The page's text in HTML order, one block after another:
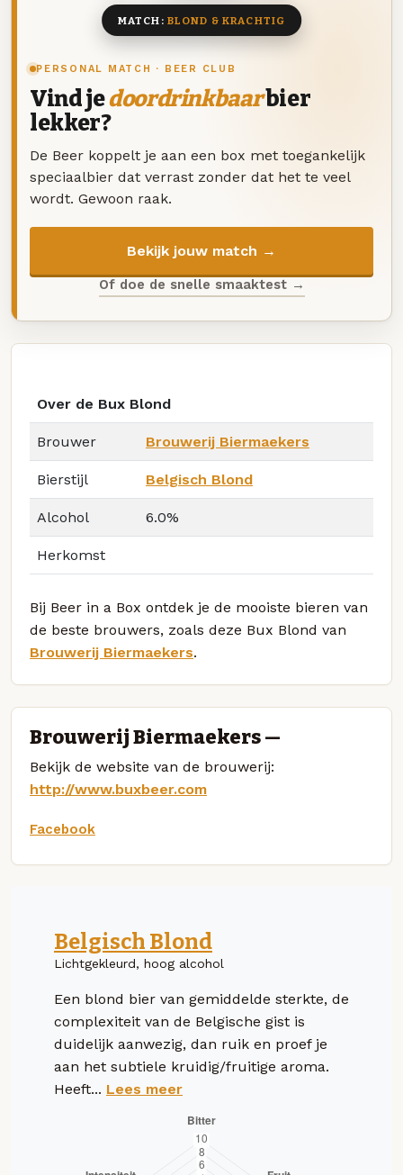
PERSONAL MATCH · BEER CLUB
Vind jedoordrinkbaarbier
lekker?
De Beer koppelt je aan een box met toegankelijk
speciaalbier dat verrast zonder dat het te veel
wordt. Gewoon raak.
Bekijk jouw match →
Of doe de snelle smaaktest →
MATCH: BLOND & KRACHTIG
Over de Bux Blond
Brouwer Brouwerij Biermaekers
Bierstijl Belgisch Blond
Alcohol 6.0%
Herkomst
Bij Beer in a Box ontdek je de mooiste bieren van
de beste brouwers, zoals deze Bux Blond van
Brouwerij Biermaekers.
Brouwerij Biermaekers —
Bekijk de website van de brouwerij:
http://www.buxbeer.com
Facebook
Belgisch Blond
Lichtgekleurd, hoog alcohol
Een blond bier van gemiddelde sterkte, de
complexiteit van de Belgische gist is
duidelijk aanwezig, dan ruik en proef je
aan het subtiele kruidig/fruitige aroma.
Heeft... Lees meer